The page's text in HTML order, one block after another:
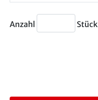
Anzahl Stück